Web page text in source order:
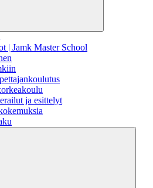
| Jamk Master School
ja esittelyt